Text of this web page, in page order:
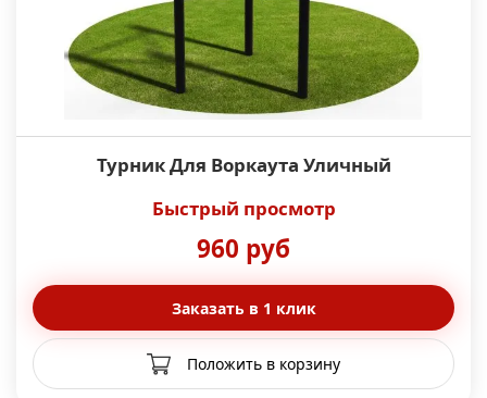
Турник Для Воркаута Уличный
Быстрый просмотр
960 руб
Заказать в 1 клик
Положить в корзину